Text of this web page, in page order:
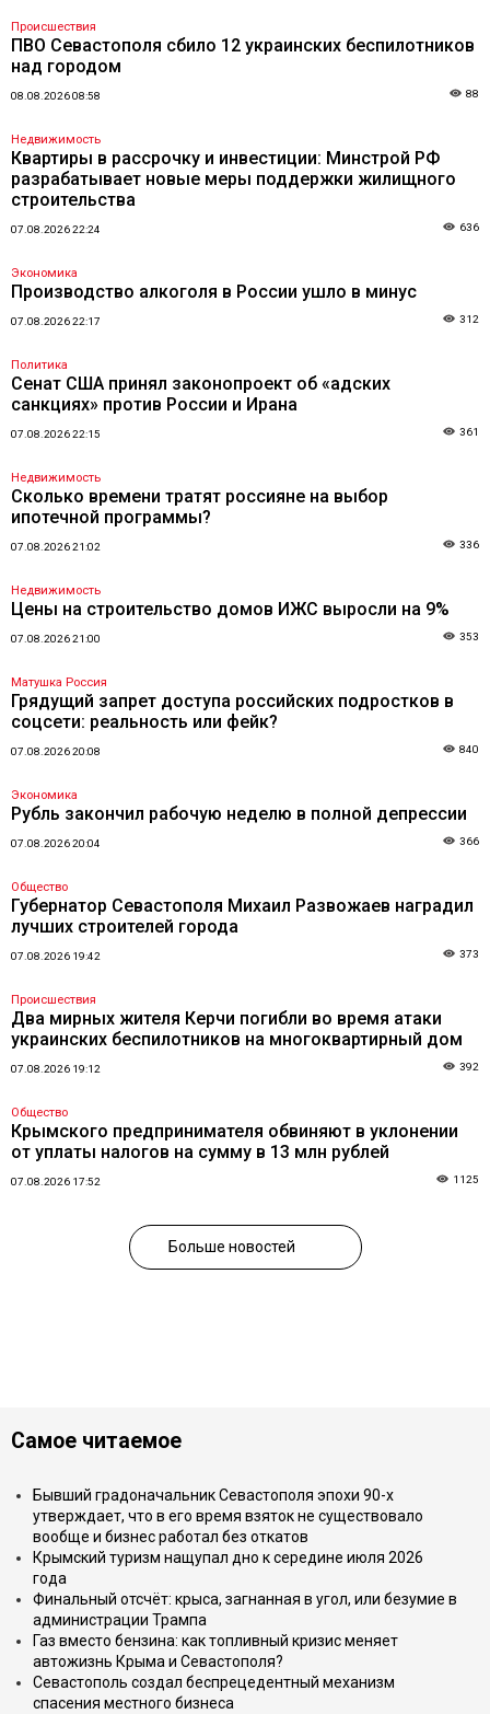
Происшествия
ПВО Севастополя сбило 12 украинских беспилотников
над городом
08.08.2026 08:58 88
Недвижимость
Квартиры в рассрочку и инвестиции: Минстрой РФ
разрабатывает новые меры поддержки жилищного
строительства
07.08.2026 22:24 636
Экономика
Производство алкоголя в России ушло в минус
07.08.2026 22:17 312
Политика
Сенат США принял законопроект об «адских
санкциях» против России и Ирана
07.08.2026 22:15 361
Недвижимость
Сколько времени тратят россияне на выбор
ипотечной программы?
07.08.2026 21:02 336
Недвижимость
Цены на строительство домов ИЖС выросли на 9%
07.08.2026 21:00 353
Матушка Россия
Грядущий запрет доступа российских подростков в
соцсети: реальность или фейк?
07.08.2026 20:08 840
Экономика
Рубль закончил рабочую неделю в полной депрессии
07.08.2026 20:04 366
Общество
Губернатор Севастополя Михаил Развожаев наградил
лучших строителей города
07.08.2026 19:42 373
Происшествия
Два мирных жителя Керчи погибли во время атаки
украинских беспилотников на многоквартирный дом
07.08.2026 19:12 392
Общество
Крымского предпринимателя обвиняют в уклонении
от уплаты налогов на сумму в 13 млн рублей
07.08.2026 17:52 1125
Больше новостей
Самое читаемое
Бывший градоначальник Севастополя эпохи 90-х
утверждает, что в его время взяток не существовало
вообще и бизнес работал без откатов
Крымский туризм нащупал дно к середине июля 2026
года
Финальный отсчёт: крыса, загнанная в угол, или безумие в
администрации Трампа
Газ вместо бензина: как топливный кризис меняет
автожизнь Крыма и Севастополя?
Севастополь создал беспрецедентный механизм
спасения местного бизнеса